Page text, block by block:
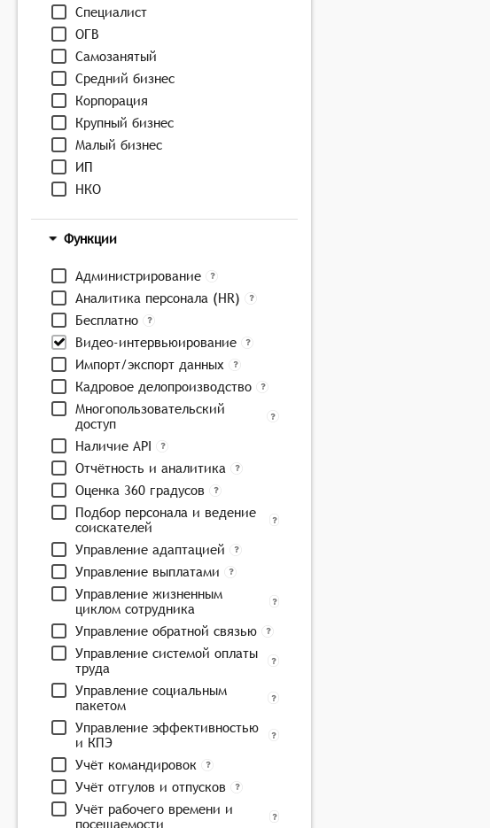
Специалист
ОГВ
Самозанятый
Средний бизнес
Корпорация
Крупный бизнес
Малый бизнес
ИП
НКО
Функции
Администрирование
Аналитика персонала (HR)
Бесплатно
Видео-интервьюирование
Импорт/экспорт данных
Кадровое делопроизводство
Многопользовательский
доступ
Наличие API
Отчётность и аналитика
Оценка 360 градусов
Подбор персонала и ведение
соискателей
Управление адаптацией
Управление выплатами
Управление жизненным
циклом сотрудника
Управление обратной связью
Управление системой оплаты
труда
Управление социальным
пакетом
Управление эффективностью
и КПЭ
Учёт командировок
Учёт отгулов и отпусков
Учёт рабочего времени и
посещаемости